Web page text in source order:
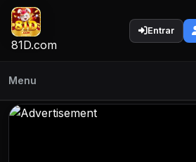
81D.com
Entrar
Menu